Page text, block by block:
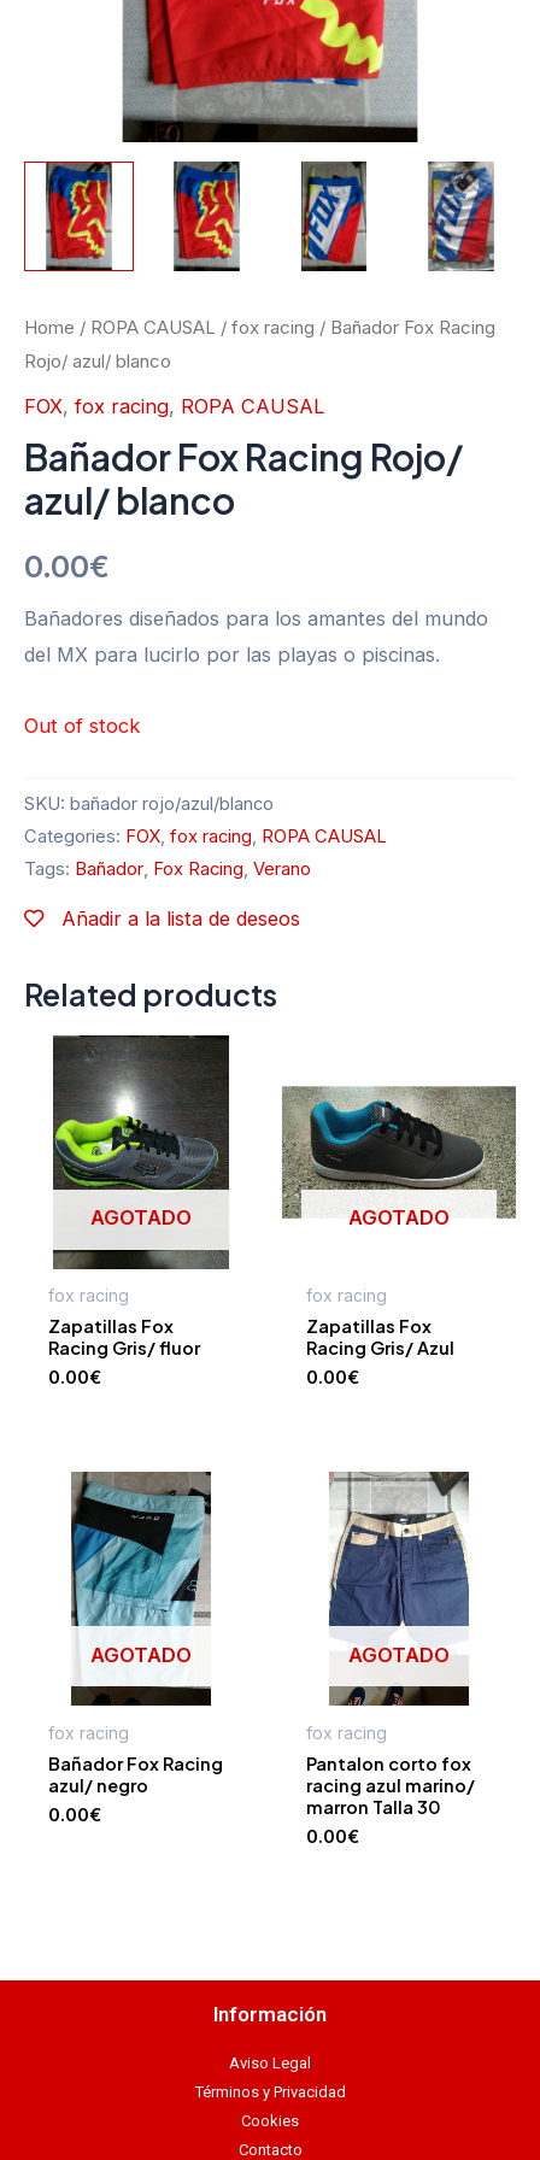
Home / ROPA CAUSAL / fox racing / Bañador Fox Racing
Rojo/ azul/ blanco
FOX, fox racing, ROPA CAUSAL
Bañador Fox Racing Rojo/
azul/ blanco
0.00€
Bañadores diseñados para los amantes del mundo
del MX para lucirlo por las playas o piscinas.
Out of stock
SKU: bañador rojo/azul/blanco
Categories: FOX, fox racing, ROPA CAUSAL
Tags: Bañador, Fox Racing, Verano
Añadir a la lista de deseos
Related products
AGOTADO
fox racing
Zapatillas Fox
Racing Gris/ fluor
0.00€
AGOTADO
fox racing
Zapatillas Fox
Racing Gris/ Azul
0.00€
AGOTADO
fox racing
Bañador Fox Racing
azul/ negro
0.00€
AGOTADO
fox racing
Pantalon corto fox
racing azul marino/
marron Talla 30
0.00€
Información
Aviso Legal
Términos y Privacidad
Cookies
Contacto